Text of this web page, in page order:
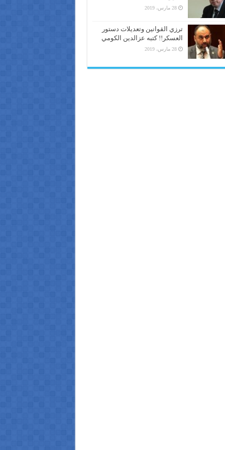
28 مارس، 2019
ترزي القوانين وتعديلات دستور
العسكر!! كتبه عزالدين الكومي
28 مارس، 2019